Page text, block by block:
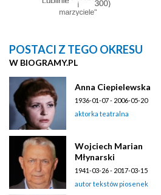
POSTACI Z TEGO OKRESU
W BIOGRAMY.PL
Anna Ciepielewska
1936-01-07 - 2006-05-20
aktorka teatralna
Wojciech Marian
Młynarski
1941-03-26 - 2017-03-15
autor tekstów piosenek